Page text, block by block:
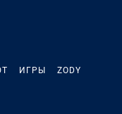
ИГРЫ ZODY